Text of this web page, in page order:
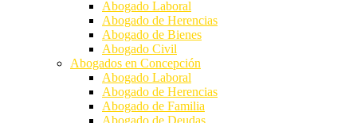
Abogado Laboral
Abogado de Herencias
Abogado de Bienes
Abogado Civil
Abogados en Concepción
Abogado Laboral
Abogado de Herencias
Abogado de Familia
Abogado de Deudas